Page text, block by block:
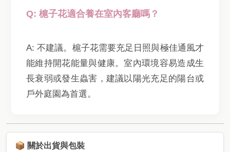
Q: 槴子花適合養在室內客廳嗎？
A: 不建議。槴子花需要充足日照與極佳通風才
能維持開花能量與健康。室內環境容易造成生
長衰弱或發生蟲害，建議以陽光充足的陽台或
戶外庭園為首選。
📦 關於出貨與包裝